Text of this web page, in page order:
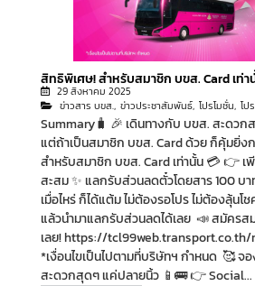
สิทธิพิเศษ! สำหรับสมาชิก บขส. Card เท่า
29 สิงหาคม 2025
ข่าวสาร บขส., ข่าวประชาสัมพันธ์, โปรโมชั่น, โป
Summary🧳 🎉 เดินทางกับ บขส. สะดวก
แต่ถ้าเป็นสมาชิก บขส. Card ด้วย ก็คุ้มยิ่งก
สำหรับสมาชิก บขส. Card เท่านั้น 💳 👉 เ
สะสม ✨ แลกรับส่วนลดตั๋วโดยสาร 100 บาท
เมื่อไหร่ ก็ได้แต้ม ไม่ต้องรอโปร ไม่ต้องลุ้น
แล้วนำมาแลกรับส่วนลดได้เลย ㅤ 📣 สมัคร
เลย! https://tcl99web.transport.co.th/
*เงื่อนไขเป็นไปตามที่บริษัทฯ กำหนด ㅤ 🥰 จ
สะดวกสุดๆ แค่ปลายนิ้ว 📱🚌 👉 Social...